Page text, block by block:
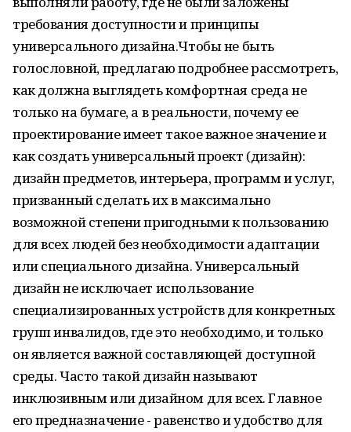
требования доступности и принципы
универсального дизайна.Чтобы не быть
голословной, предлагаю подробнее рассмотреть,
как должна выглядеть комфортная среда не
только на бумаге, а в реальности, почему ее
проектирование имеет такое важное значение и
как создать универсальный проект (дизайн):
дизайн предметов, интерьера, программ и услуг,
призванный сделать их в максимально
возможной степени пригодными к пользованию
для всех людей без необходимости адаптации
или специального дизайна. Универсальный
дизайн не исключает использование
специализированных устройств для конкретных
групп инвалидов, где это необходимо, и только
он является важной составляющей доступной
среды. Часто такой дизайн называют
инклюзивным или дизайном для всех. Главное
его предназначение - равенство и удобство для